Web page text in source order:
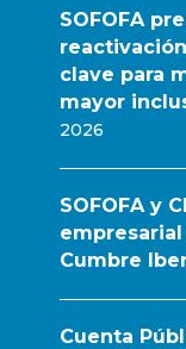
SOFOFA
clave para
mayor
2026
SOFOFA y
empresarial
Cumbre
Cuenta